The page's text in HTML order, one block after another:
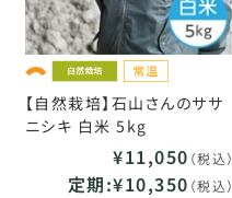
【自然栽培】石山さんのササ
ニシキ 白米 5kg
¥11,050 （税込）
定期:¥10,350 （税込）